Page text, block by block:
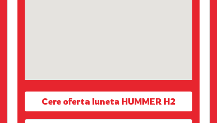
Cere oferta luneta HUMMER H2